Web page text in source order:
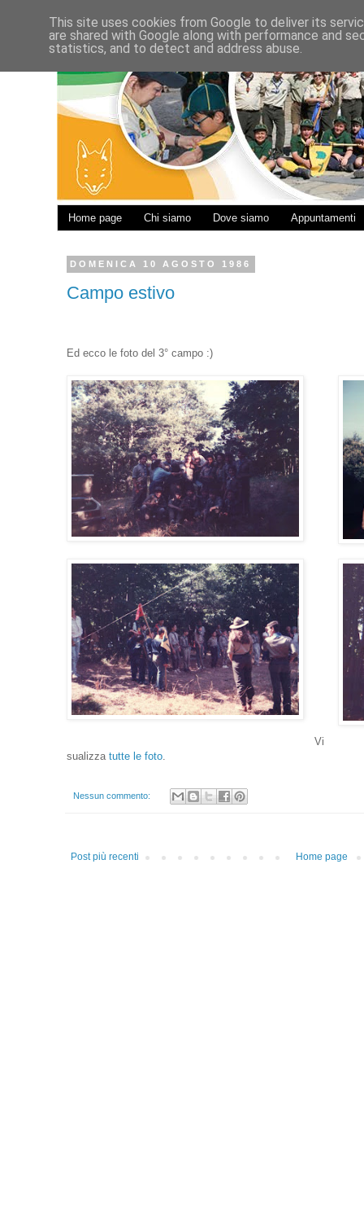
Home page Chi siamo Dove siamo Appuntamenti
DOMENICA 10 AGOSTO 1986
Campo estivo
Ed ecco le foto del 3° campo :)
Vi
sualizza tutte le foto
Nessun commento:
Post più recenti Home page
This site uses cookies from Google to deliver its
are shared with Google along with performance and
statistics, and to detect and address abuse.